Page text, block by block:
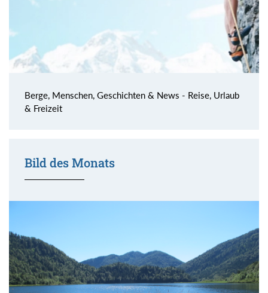
Berge, Menschen, Geschichten & News - Reise, Urlaub
& Freizeit
Bild des Monats